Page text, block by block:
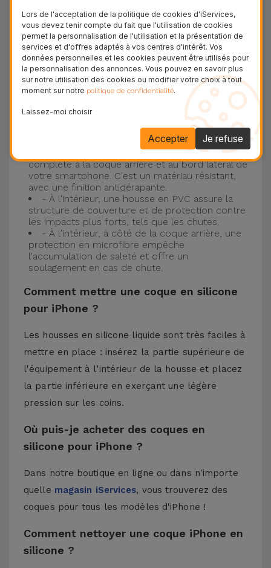
Protection à 3 couches avec coques en
silicone
Nos coques en silicone pour iPhone ont une
construction robuste et de qualité, avec une
construction à trois couches, pour éviter au
maximum les accidents et les casses !
- Une première couche de silicone liquide
donne de la couleur et une couverture
complète à la coque arrière et au bord latéral de
votre smartphone. C'est un matériau résistant,
avec une finition antidérapante.
- À l'intérieur, une housse en PVC assure la
structure de couverture et de protection contre
les impacts plus forts, tels que les chutes.
- À l'intérieur, à côté de la coque arrière, une
protection en microfibre empêche
l'accumulation de saleté et offre un
soulagement en cas de chute.
Comment mettre une coque en silicone
pour iPhone ?
Les housses en silicone liquide sont très faciles à
mettre en place : insérez la partie supérieure de
l'équipement à l'intérieur de la housse et placez
la partie inférieure en exerçant une légère
pression sur les coins.
Où puis-je acheter des coques en
silicone pour iPhone ?
Dans notre boutique en ligne ou dans n'importe
quelle magasin iServices, vous trouverez des
coques pour tous les modèles d'iPhone !
Comment nettoyer une coque iPhone en
silicone ?
Lors de l'acceptation de la politique de cookies d'iServices,
vous devez tenir compte du fait que l'utilisation de cookies
permet la personnalisation de l'utilisation et la présentation de
services et d'offres adaptés à vos centres d'intérêt. Vos
données personnelles et les cookies peuvent être utilisés pour
la personnalisation des annonces. Vous pouvez en savoir plus
sur notre utilisation des cookies ou modifier votre choix à tout
moment sur notre politique de confidentialité.
Laissez-moi choisir
Je refuse
Accepter